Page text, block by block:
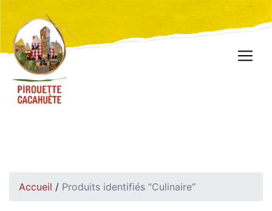
Accueil / Produits identifiés “Culinaire”